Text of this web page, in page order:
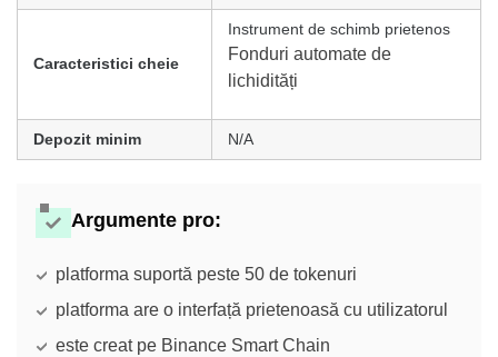
Caracteristici cheie
Instrument de schimb prietenos
Fonduri automate de
lichidități
Depozit minim N/A
Argumente pro:
platforma suportă peste 50 de tokenuri
platforma are o interfață prietenoasă cu utilizatorul
este creat pe Binance Smart Chain